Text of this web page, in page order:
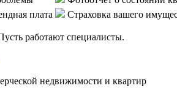
плата
Страховка вашего
работают специалисты.
недвижимости и квартир